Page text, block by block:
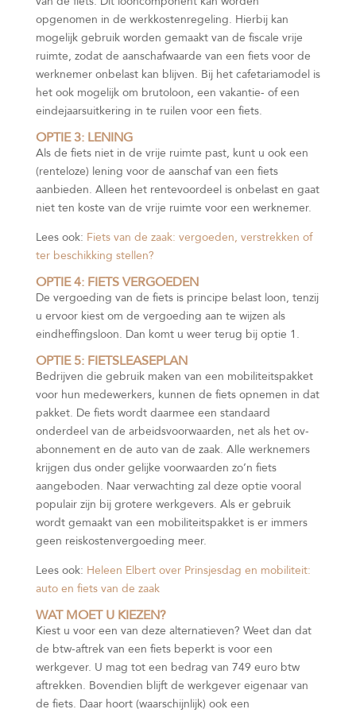
opgenomen in de werkkostenregeling. Hierbij kan
mogelijk gebruik worden gemaakt van de fiscale vrije
ruimte, zodat de aanschafwaarde van een fiets voor de
werknemer onbelast kan blijven. Bij het cafetariamodel is
het ook mogelijk om brutoloon, een vakantie- of een
eindejaarsuitkering in te ruilen voor een fiets.
OPTIE 3: LENING
Als de fiets niet in de vrije ruimte past, kunt u ook een
(renteloze) lening voor de aanschaf van een fiets
aanbieden. Alleen het rentevoordeel is onbelast en gaat
niet ten koste van de vrije ruimte voor een werknemer.
Lees ook: Fiets van de zaak: vergoeden, verstrekken of
ter beschikking stellen?
OPTIE 4: FIETS VERGOEDEN
De vergoeding van de fiets is principe belast loon, tenzij
u ervoor kiest om de vergoeding aan te wijzen als
eindheffingsloon. Dan komt u weer terug bij optie 1.
OPTIE 5: FIETSLEASEPLAN
Bedrijven die gebruik maken van een mobiliteitspakket
voor hun medewerkers, kunnen de fiets opnemen in dat
pakket. De fiets wordt daarmee een standaard
onderdeel van de arbeidsvoorwaarden, net als het ov-
abonnement en de auto van de zaak. Alle werknemers
krijgen dus onder gelijke voorwaarden zo’n fiets
aangeboden. Naar verwachting zal deze optie vooral
populair zijn bij grotere werkgevers. Als er gebruik
wordt gemaakt van een mobiliteitspakket is er immers
geen reiskostenvergoeding meer.
Lees ook: Heleen Elbert over Prinsjesdag en mobiliteit:
auto en fiets van de zaak
WAT MOET U KIEZEN?
Kiest u voor een van deze alternatieven? Weet dan dat
de btw-aftrek van een fiets beperkt is voor een
werkgever. U mag tot een bedrag van 749 euro btw
aftrekken. Bovendien blijft de werkgever eigenaar van
de fiets. Daar hoort (waarschijnlijk) ook een